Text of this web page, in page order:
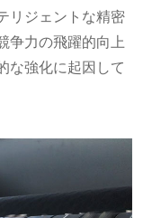
リジェントな精密
争力の飛躍的向上
な強化に起因して